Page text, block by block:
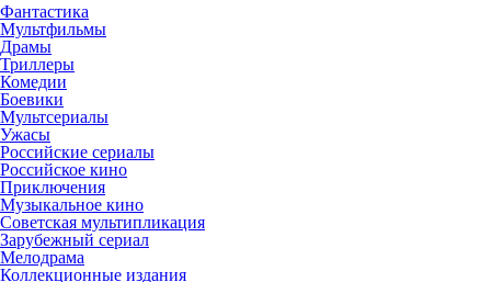
Фантастика
Мультфильмы
Драмы
Триллеры
Комедии
Боевики
Мультсериалы
Ужасы
Российские сериалы
Российское кино
Приключения
Музыкальное кино
Советская мультипликация
Зарубежный сериал
Мелодрама
Коллекционные издания